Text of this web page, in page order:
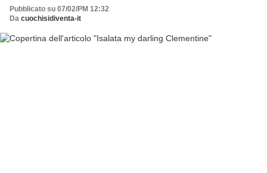
Pubblicato su 07/02/PM 12:32
Da cuochisidiventa-it